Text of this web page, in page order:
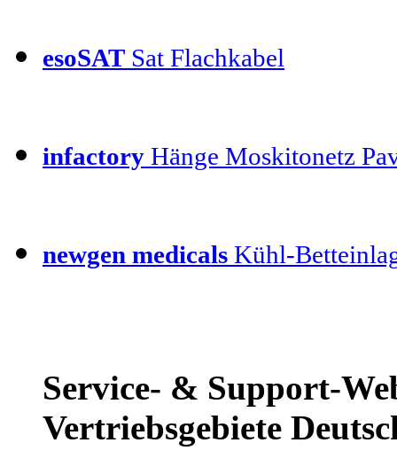
esoSAT Sat Flachkabel
infactory Hänge Moskitonetz
newgen medicals Kühl-
Service- & Support-
Vertriebsgebiete